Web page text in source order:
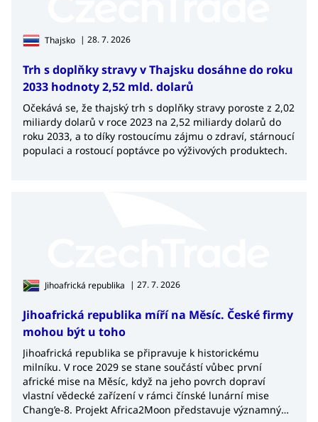
Thajsko | 28. 7. 2026
Trh s doplňky stravy v Thajsku dosáhne do roku
2033 hodnoty 2,52 mld. dolarů
Očekává se, že thajský trh s doplňky stravy poroste z 2,02
miliardy dolarů v roce 2023 na 2,52 miliardy dolarů do
roku 2033, a to díky rostoucímu zájmu o zdraví, stárnoucí
populaci a rostoucí poptávce po výživových produktech.
Jihoafrická republika | 27. 7. 2026
Jihoafrická republika míří na Měsíc. České firmy
mohou být u toho
Jihoafrická republika se připravuje k historickému
milníku. V roce 2029 se stane součástí vůbec první
africké mise na Měsíc, když na jeho povrch dopraví
vlastní vědecké zařízení v rámci čínské lunární mise
Chang’e-8. Projekt Africa2Moon představuje významný